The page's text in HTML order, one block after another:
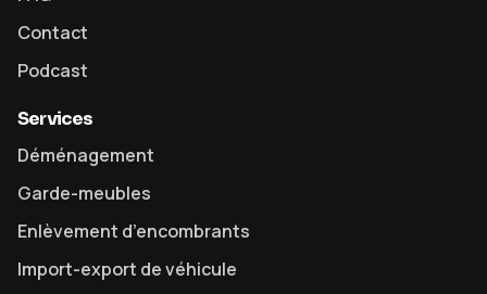
Contact
Podcast
Services
Déménagement
Garde-meubles
Enlèvement d’encombrants
Import-export de véhicule